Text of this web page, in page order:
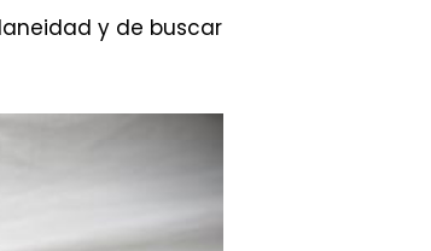
y de buscar